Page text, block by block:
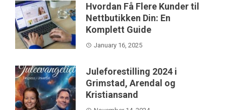
Hvordan Få Flere Kunder til
Nettbutikken Din: En
Komplett Guide
January 16, 2025
Juleforestilling 2024 i
Grimstad, Arendal og
Kristiansand